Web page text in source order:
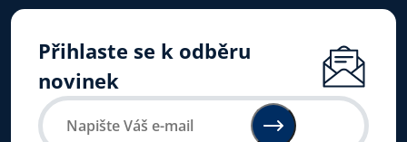
Přihlaste se k odběru
novinek